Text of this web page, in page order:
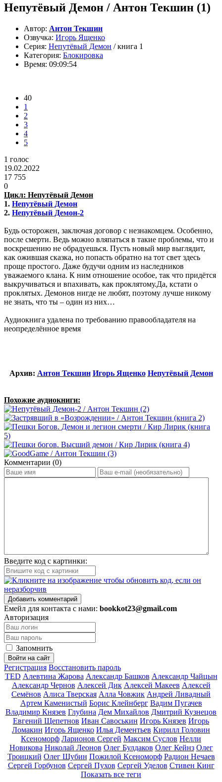
Непутёвый Демон / Антон Текшин (1)
Автор: Антон Текшин
Озвучка: Игорь Ященко
Серия: Непутёвый Демон / книга 1
Категория: Блокировка
Время: 09:09:54
40
1
2
3
4
5
1 голос
19.02.2022
17 755
0
Цикл: Непутёвый Демон
1. Непутёвый Демон
2. Непутёвый Демон-2
Будь осторожен, заключая договор с незнакомцем. Особенно,
после смерти. Ведь можно вляпаться в такие проблемы, что и
воскрешению не обрадуешься. Пусть новый мир выглядит,
как ожившая сказка, но попасть обратно на тот свет здесь
проще простого. Даже будучи одним из наследников
уважаемого клана. К ним отношение особое, так что придётся
выкручиваться и впахивать, как проклятому.Да, кстати о
проклятых. Демонов нигде не любят, поэтому лучше никому
не знать, что ты – один из них…
Аудиокнига удалена по требованию правообладателя на
неопределённое время
Архив: Антон Текшин Игорь Ященко Непутёвый Демон
Похожие аудиокниги:
Комментарии (0)
Введите код с картинки:
Добавить комментарий
Емейл для контакта с нами: bookkot23@gmail.com
Авторизация
Запомнить
Войти на сайт
Регистрация Восстановить пароль
TED Алевтина Жарова Александр Башков Александр Чайцын
Александр Чернов Алексей Дик Алексей Макеев Алексей
Семёнов Алиса Тверская Алла Човжик Андрей Ливадный
Артем Каменистый Борис Клейнберг Вадим Пугачев
Владимир Князев Глубина Дем Михайлов Дмитрий Кузнецов
Евгений Щепетнов Иван Савоськин Игорь Князев Игорь
Ломакин Игорь Ященко Илья Дементьев Кирилл Головин
Ксеноморф Ларионов Сергей Максим Суслов Нелли
Новикова Николай Леонов Олег Булдаков Олег Кейнз Олег
Троицкий Олег Шубин Пожилой Ксеноморф Радион Нечаев
Сергей Горбунов Сергей Пухов Сергей Уделов Стивен Кинг
Показать все теги